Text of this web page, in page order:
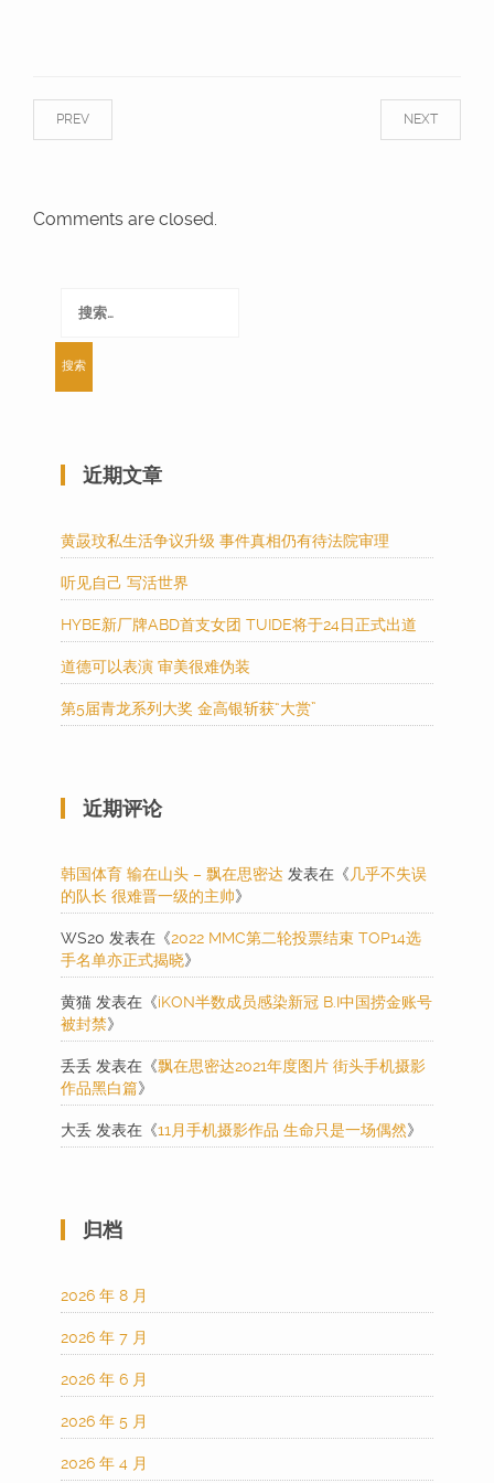
NEXT
PREV
Comments are closed.
索：
近期文章
黄晸玟私生活争议升级 事件真相仍有待法院审理
听见自己 写活世界
HYBE新厂牌ABD首支女团 TUIDE将于24日正式出道
道德可以表演 审美很难伪装
第5届青龙系列大奖 金高银斩获“大赏”
近期评论
韩国体育 输在山头 – 飘在思密达 发表在《 几乎不失误
的队长 很难晋一级的主帅》
WS20 发表在《2022 MMC第二轮投票结束 TOP14选
手名单亦正式揭晓》
黄猫 发表在《iKON半数成员感染新冠 B.I中国捞金账号
被封禁》
丢丢 发表在《飘在思密达2021年度图片 街头手机摄影
作品黑白篇》
大丢 发表在《11月手机摄影作品 生命只是一场偶然》
归档
2026 年 8 月
2026 年 7 月
2026 年 6 月
2026 年 5 月
2026 年 4 月